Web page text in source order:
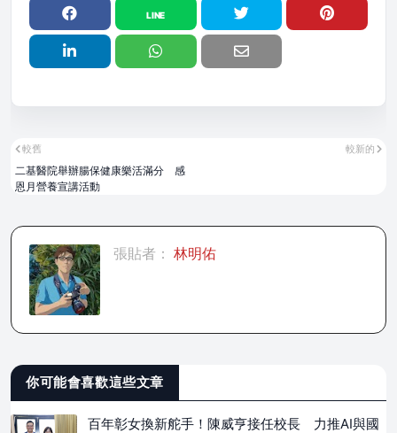
較新的
較舊
二基醫院舉辦腸保健康樂活滿分 感
恩月營養宣講活動
張貼者： 林明佑
你可能會喜歡這些文章
百年彰女換新舵手！陳威亨接任校長 力推AI與國